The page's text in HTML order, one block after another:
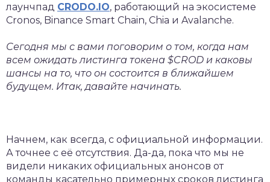
лаунчпад CRODO.IO, работающий на экосистеме
Cronos, Binance Smart Chain, Chia и Avalanche.
Сегодня мы с вами поговорим о том, когда нам
всем ожидать листинга токена $CROD и каковы
шансы на то, что он состоится в ближайшем
будущем. Итак, давайте начинать.
Начнем, как всегда, с официальной информации.
А точнее с её отсутствия. Да-да, пока что мы не
видели никаких официальных анонсов от
команды касательно примерных сроков листинга